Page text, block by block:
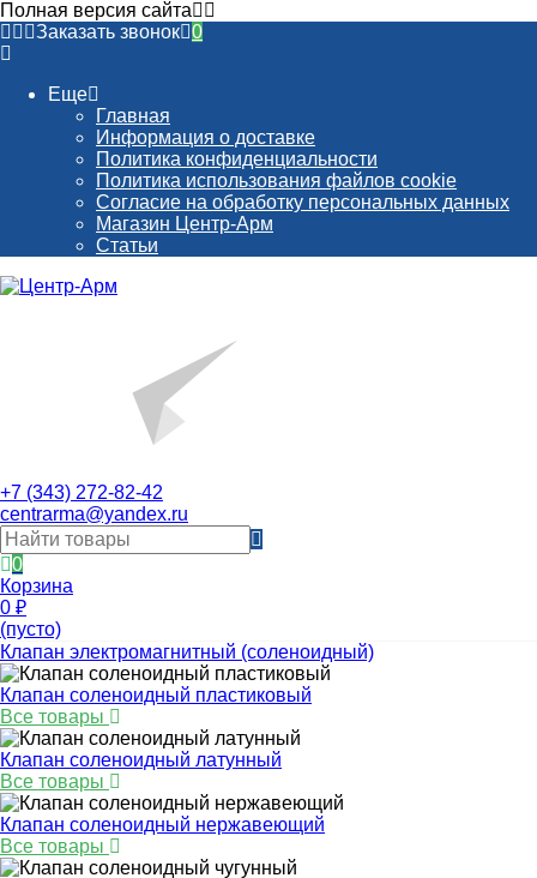
Полная версия сайта
Заказать звонок 0
Еще
Главная
Информация о доставке
Политика конфиденциальности
Политика использования файлов cookie
Согласие на обработку персональных данных
Магазин Центр-Арм
Статьи
+7 (343) 272-82-42
centrarma@yandex.ru
0
Корзина
0 ₽
(пусто)
Клапан электромагнитный (соленоидный)
Клапан соленоидный пластиковый
Все товары
Клапан соленоидный латунный
Все товары
Клапан соленоидный нержавеющий
Все товары